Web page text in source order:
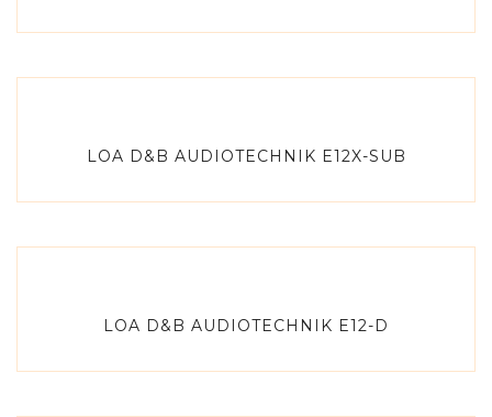
LOA D&B AUDIOTECHNIK E12X-SUB
LOA D&B AUDIOTECHNIK E12-D